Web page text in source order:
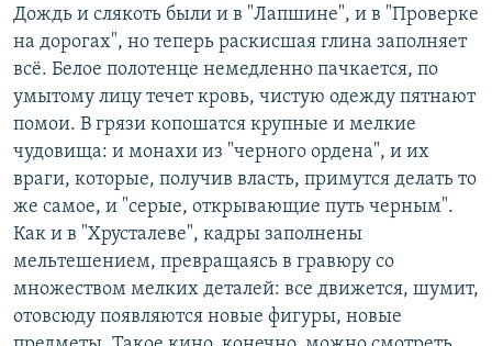
Дождь и слякоть были и в "Лапшине", и в "Проверке
на дорогах", но теперь раскисшая глина заполняет
всё. Белое полотенце немедленно пачкается, по
умытому лицу течет кровь, чистую одежду пятнают
помои. В грязи копошатся крупные и мелкие
чудовища: и монахи из "черного ордена", и их
враги, которые, получив власть, примутся делать то
же самое, и "серые, открывающие путь черным".
Как и в "Хрусталеве", кадры заполнены
мельтешением, превращаясь в гравюру со
множеством мелких деталей: все движется, шумит,
отовсюду появляются новые фигуры, новые